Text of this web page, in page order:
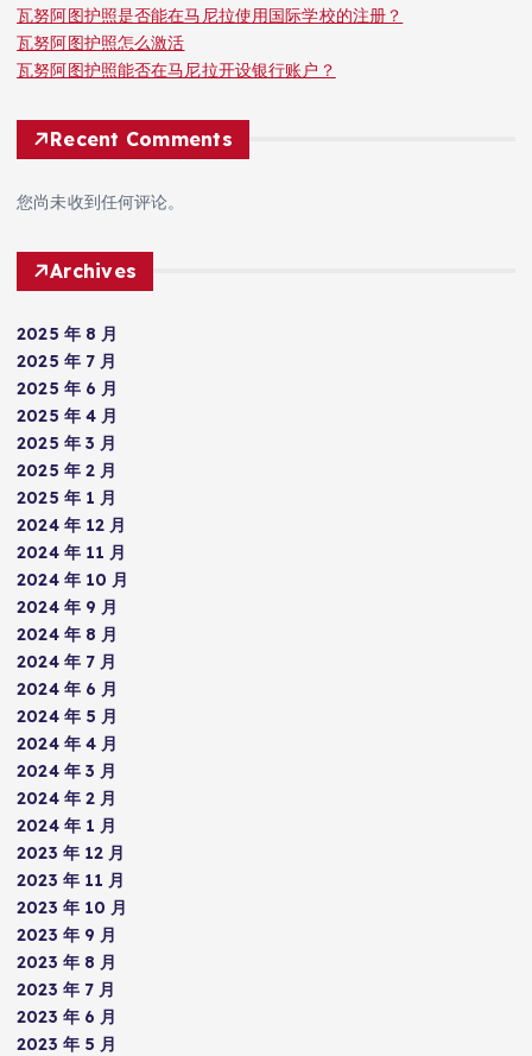
瓦努阿图护照是否能在马尼拉使用国际学校的注册？
瓦努阿图护照怎么激活
瓦努阿图护照能否在马尼拉开设银行账户？
Recent Comments
您尚未收到任何评论。
Archives
2025 年 8 月
2025 年 7 月
2025 年 6 月
2025 年 4 月
2025 年 3 月
2025 年 2 月
2025 年 1 月
2024 年 12 月
2024 年 11 月
2024 年 10 月
2024 年 9 月
2024 年 8 月
2024 年 7 月
2024 年 6 月
2024 年 5 月
2024 年 4 月
2024 年 3 月
2024 年 2 月
2024 年 1 月
2023 年 12 月
2023 年 11 月
2023 年 10 月
2023 年 9 月
2023 年 8 月
2023 年 7 月
2023 年 6 月
2023 年 5 月